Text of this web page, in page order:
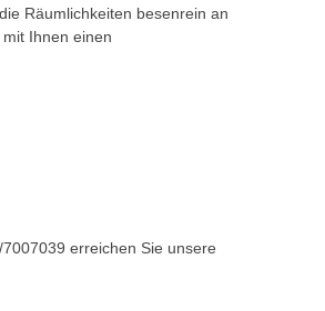
Räumlichkeiten besenrein an
Ihnen einen
erreichen Sie unsere